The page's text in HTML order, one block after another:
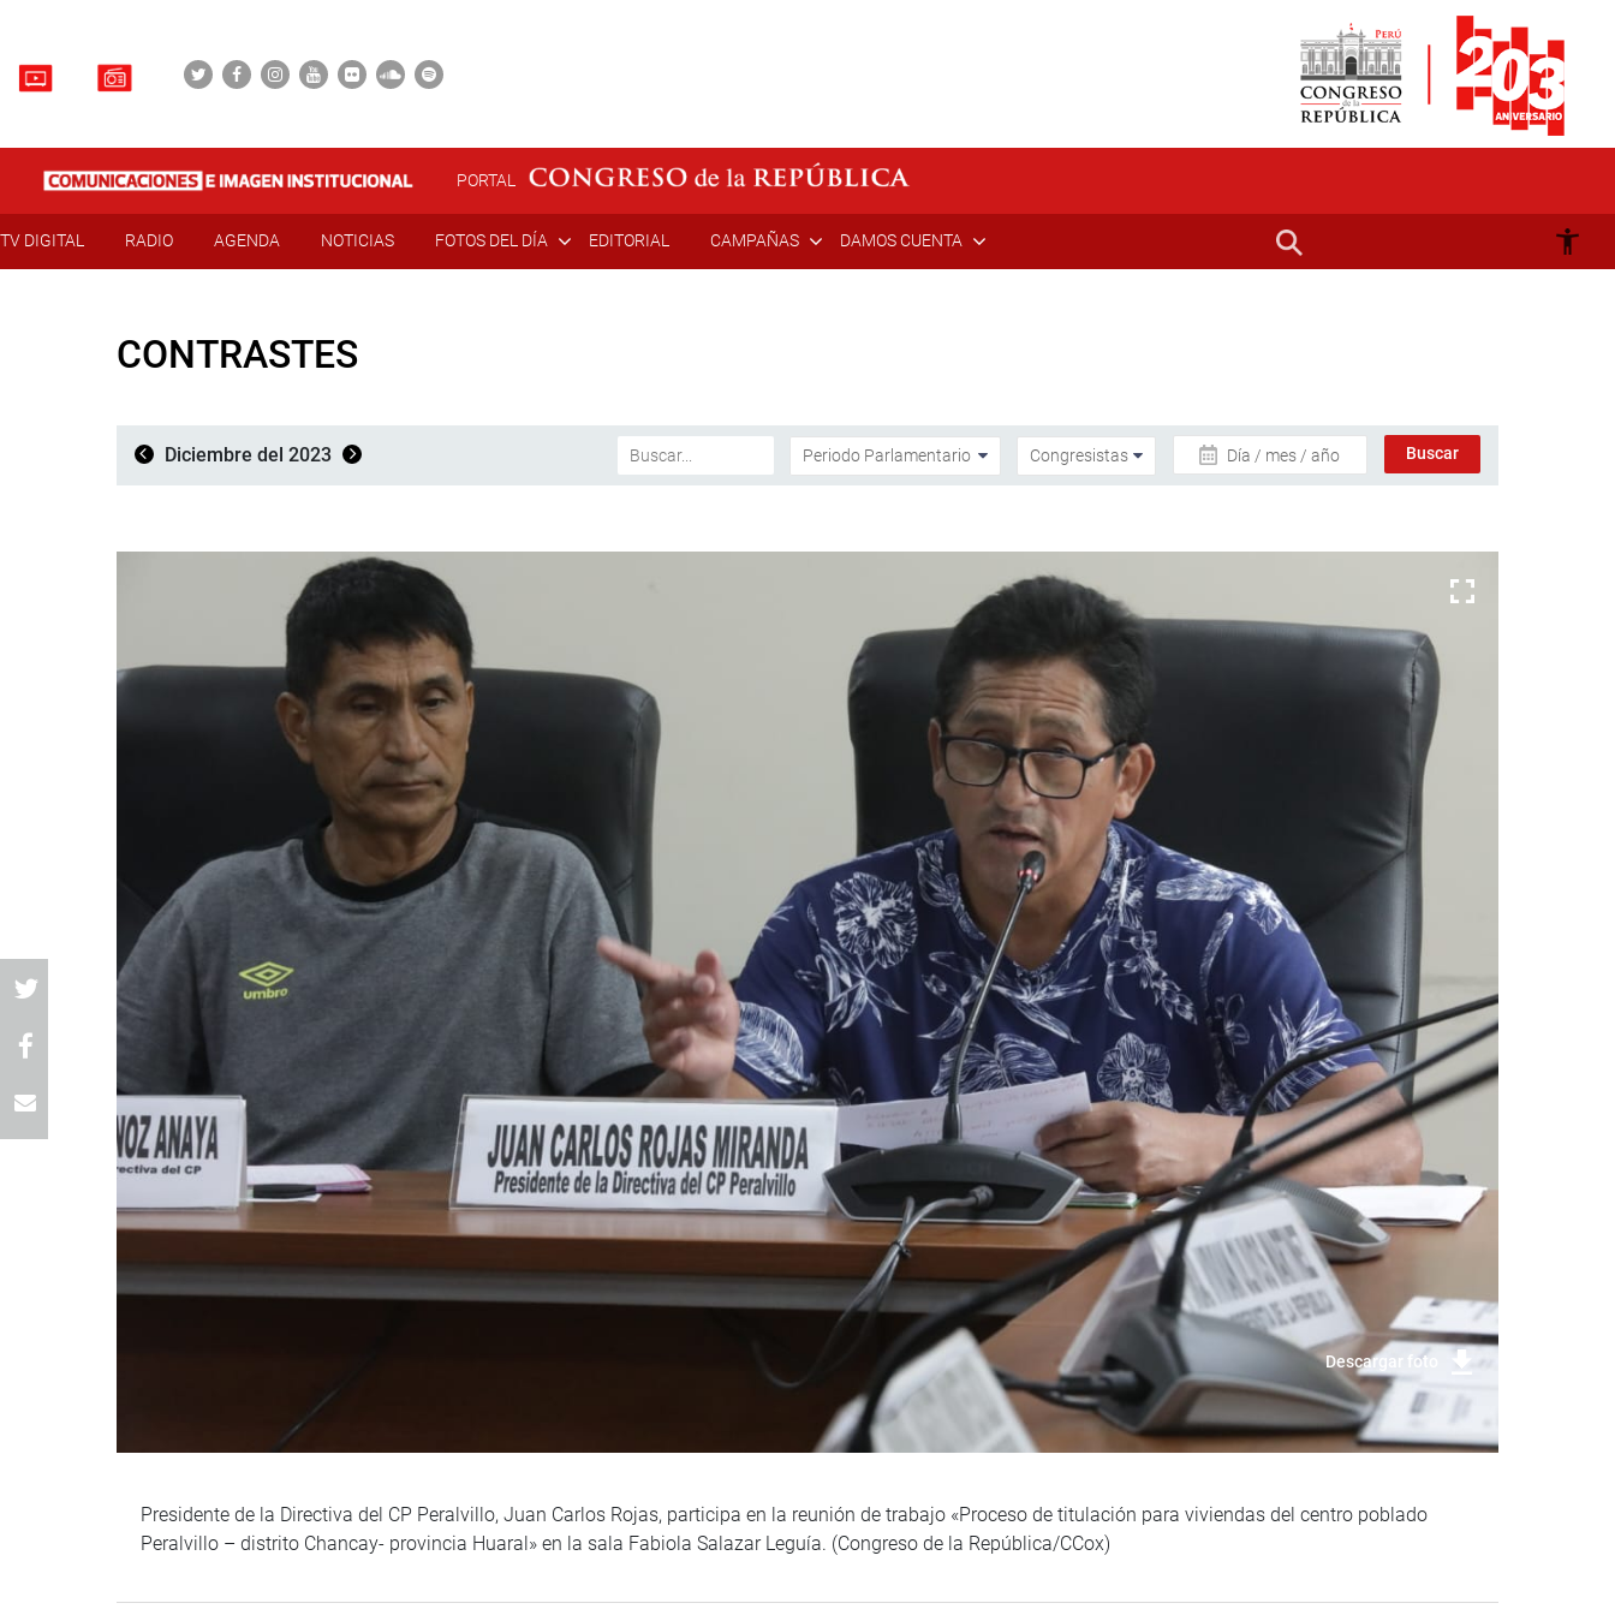
PORTAL
TV DIGITAL RADIO AGENDA NOTICIAS FOTOS DEL DÍA EDITORIAL CAMPAÑAS DAMOS CUENTA
CONTRASTES
Diciembre del 2023 Día / mes / año
Descargar foto
Presidente de la Directiva del CP Peralvillo, Juan Carlos Rojas, participa en la reunión de trabajo «Proceso de titulación para viviendas del centro poblado
Peralvillo – distrito Chancay- provincia Huaral» en la sala Fabiola Salazar Leguía. (Congreso de la República/CCox)